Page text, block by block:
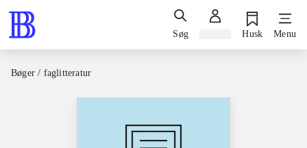
Søg Husk Menu
Bøger / faglitteratur